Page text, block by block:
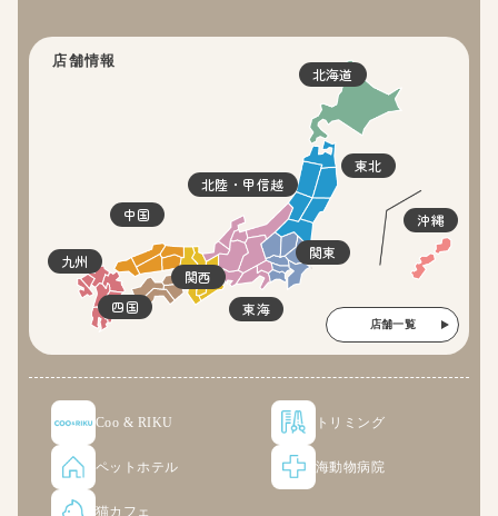
店舗情報
北海道
東北
関東
北陸・甲信越
東海
関西
四国
中国
九州
沖縄
店舗一覧
Coo & RIKU トリミング
ペットホテル 海動物病院
猫カフェ